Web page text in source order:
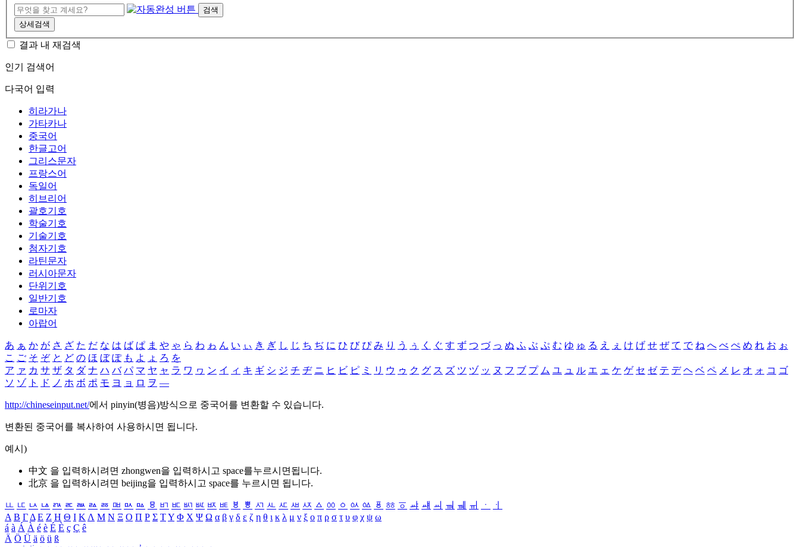
검색
상세검색
결과 내 재검색
인기 검색어
다국어 입력
히라가나
가타카나
중국어
한글고어
그리스문자
프랑스어
독일어
히브리어
괄호기호
학술기호
기술기호
첨자기호
라틴문자
러시아문자
단위기호
일반기호
로마자
아랍어
あ ぁ か が さ ざ た だ な は ば ぱ ま や ゃ ら わ ゎ ん い ぃ き ぎ し じ ち ぢ に ひ び ぴ み り う ぅ く ぐ す ず つ づ っ ぬ ふ ぶ ぷ む ゆ ゅ る え ぇ け げ せ ぜ て で ね へ べ ぺ め れ お ぉ
こ ご そ ぞ と ど の ほ ぼ ぽ も よ ょ ろ を
ア ァ カ サ ザ タ ダ ナ ハ バ パ マ ヤ ャ ラ ワ ヮ ン イ ィ キ ギ シ ジ チ ヂ ニ ヒ ビ ピ ミ リ ウ ゥ ク グ ス ズ ツ ヅ ッ ヌ フ ブ プ ム ユ ュ ル エ ェ ケ ゲ セ ゼ テ デ ヘ ベ ペ メ レ オ ォ コ ゴ
ソ ゾ ト ド ノ ホ ボ ポ モ ヨ ョ ロ ヲ ―
http://chineseinput.net/에서 pinyin(병음)방식으로 중국어를 변환할 수 있습니다.
변환된 중국어를 복사하여 사용하시면 됩니다.
예시)
中文 을 입력하시려면 zhongwen을 입력하시고 space를누르시면됩니다.
北京 을 입력하시려면 beijing을 입력하시고 space를 누르시면 됩니다.
ㅥ ㅦ ㅧ ㅨ ㅩ ㅪ ㅫ ㅬ ㅭ ㅮ ㅯ ㅰ ㅱ ㅲ ㅳ ㅴ ㅵ ㅶ ㅷ ㅸ ㅹ ㅺ ㅻ ㅼ ㅽ ㅾ ㅿ ㆀ ㆁ ㆂ ㆃ ㆄ ㆅ ㆆ ㆇ ㆈ ㆉ ㆊ ㆋ ㆌ ㆍ
ㆎ
Α Β ΓΔ Ε Ζ Η Θ Ι ΚΛ Μ Ν Ξ Ο Π Ρ Σ ΤΥ Φ Χ Ψ Ω α β γ δ ε ζ η θ ι κ λ μ ν ξ ο π ρ σ τ υ φ χ ψ ω
á à Á À é è É È ç Ç ê
Ä Ö Ü ä ö ü ß